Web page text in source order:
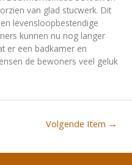
van glad stucwerk. Dit
levensloopbestendige
kunnen nu nog langer
er een badkamer en
de bewoners veel geluk
Volgende Item →